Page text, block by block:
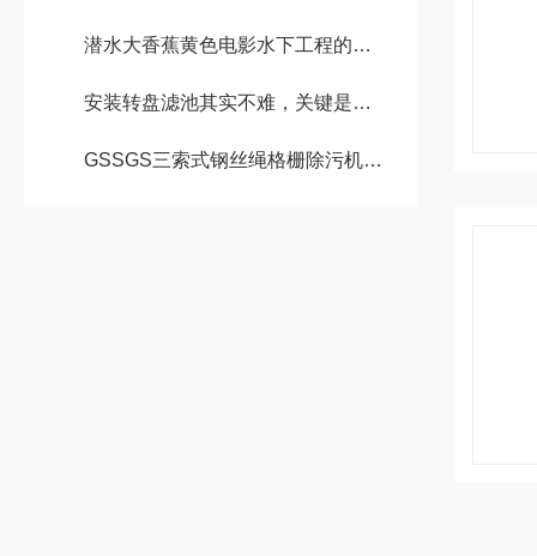
潜水大香蕉黄色电影水下工程的中坚力量
安装转盘滤池其实不难，关键是要按步骤来
GSSGS三索式钢丝绳格栅除污机的特点